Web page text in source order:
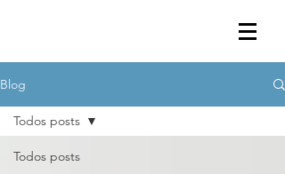
Blog
Todos posts
Todos posts